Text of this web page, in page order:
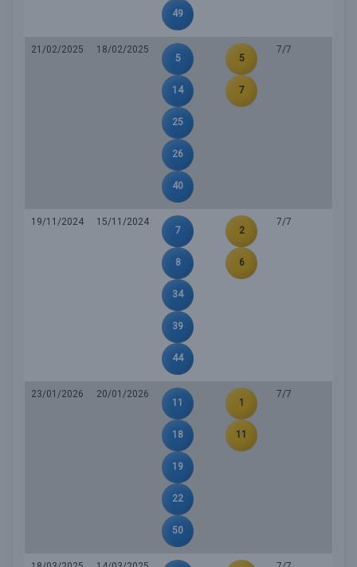
49
21/02/2025
18/02/2025
5
14
25
26
40
5
7
7/7
19/11/2024
15/11/2024
7
8
34
39
44
2
6
7/7
23/01/2026
20/01/2026
11
18
19
22
50
1
11
7/7